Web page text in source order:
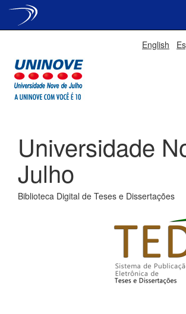
English
Universidade
Julho
Biblioteca Digital de Teses e Dissertações